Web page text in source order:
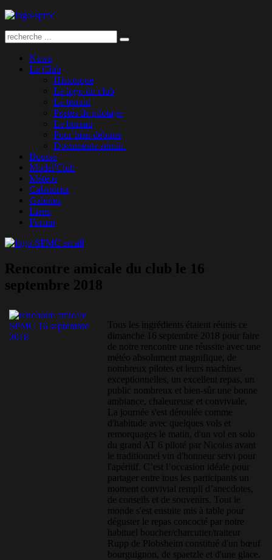
News
Le Club
Historique
Le logo du club
Le terrain
Postes de pilotage
Le bureau
Pour bien débuter
Documents admin.
Bourse
Model'Club
Météos
Calendrier
Galeries
Liens
Forum
Rencontre amicale du club le 16
septembre 2018
Tous les ingrédients étaient réunis ce
dimanche 16 septembre 2018 pour faire
de notre rencontre une réussite avec une
météo absolument magnifique, de
nombreux pilotes et leurs machines
exceptionnelles, un excellent repas, un
public nombreux et bien-sûr une bonne
ambiance, chaleureuse et conviviale.
La journée s'est déroulée comme
d'habitude avec quelques vols et
remorquages le matin, d'un vol en solo
du grand AT 6 piloté par Nicolas avant
le traditionnel vin d'honneur servi pour
l'apéritif. C’est l’occasion idéale pour
partager entre tous les participants un
moment convivial rempli d’anecdotes,
de conseils et de souvenirs. Tout le
monde s'est ensuite mis à table pour
déguster le repas concocté par notre
habituel boucher/charcutier/traiteur
Rupp de Plobsheim constitué d'un bœuf
bourguignon, de spaetzle et d'une glace.